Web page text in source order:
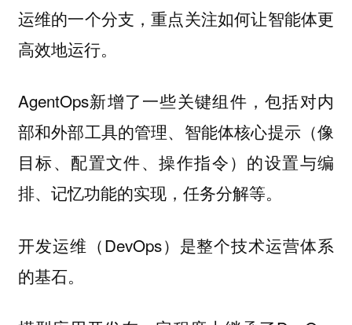
运维的一个分支，重点关注如何让智能体更
高效地运行。
AgentOps新增了一些关键组件，包括对内
部和外部工具的管理、智能体核心提示（像
目标、配置文件、操作指令）的设置与编
排、记忆功能的实现，任务分解等。
开发运维（DevOps）是整个技术运营体系
的基石。